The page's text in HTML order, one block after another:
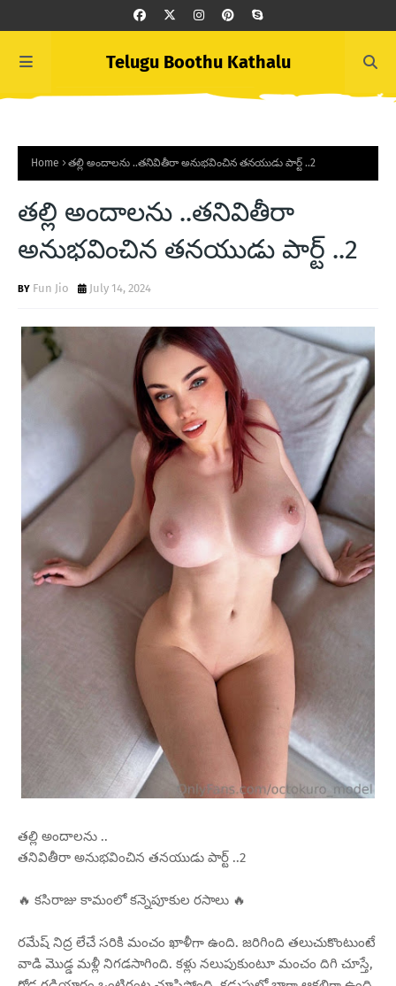
Telugu Boothu Kathalu
Home తల్లి అందాలను ..తనివితీరా అనుభవించిన తనయుడు పార్ట్ ..2
తల్లి అందాలను ..తనివితీరా
అనుభవించిన తనయుడు పార్ట్ ..2
Fun Jio July 14, 2024
తల్లి అందాలను ..
తనివితీరా అనుభవించిన తనయుడు పార్ట్ ..2
🔥 కసిరాజు కామంలో కన్నెపూకుల రసాలు 🔥
రమేష్ నిద్ర లేచే సరికి మంచం ఖాళీగా ఉంది. జరిగింది తలుచుకొంటుంటే
వాడి మొడ్డ మళ్లీ నిగడసాగింది. కళ్లు నలుపుకుంటూ మంచం దిగి చూస్తే,